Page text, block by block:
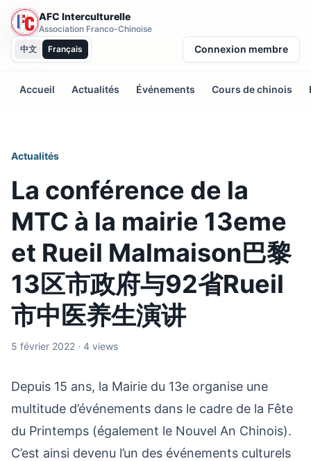
AFC Interculturelle
Association Franco-Chinoise
中文
Français Connexion membre
Accueil Actualités Événements Cours de chinois
Actualités
La conférence de la
MTC à la mairie 13eme
et Rueil Malmaison巴黎
13区市政府与92省Rueil
市中医养生演讲
5 février 2022 · 4 views
Depuis 15 ans, la Mairie du 13e organise une
multitude d’événements dans le cadre de la Fête
du Printemps (également le Nouvel An Chinois).
C’est ainsi devenu l’un des événements culturels